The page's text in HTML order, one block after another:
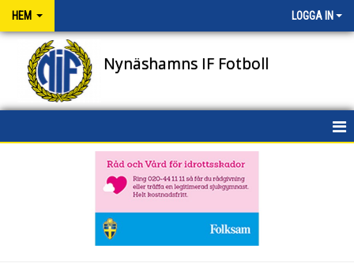
HEM LOGGA IN
Nynäshamns IF Fotboll